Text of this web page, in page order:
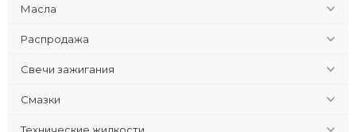
Масла
Распродажа
Свечи зажигания
Смазки